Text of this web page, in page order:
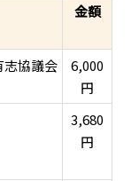
金額
志協議会
6,000
円
3,680
円